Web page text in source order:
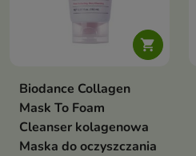

Biodance Collagen
Mask To Foam
Cleanser kolagenowa
Maska do oczyszczania